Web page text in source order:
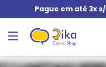
Pague em até 3x